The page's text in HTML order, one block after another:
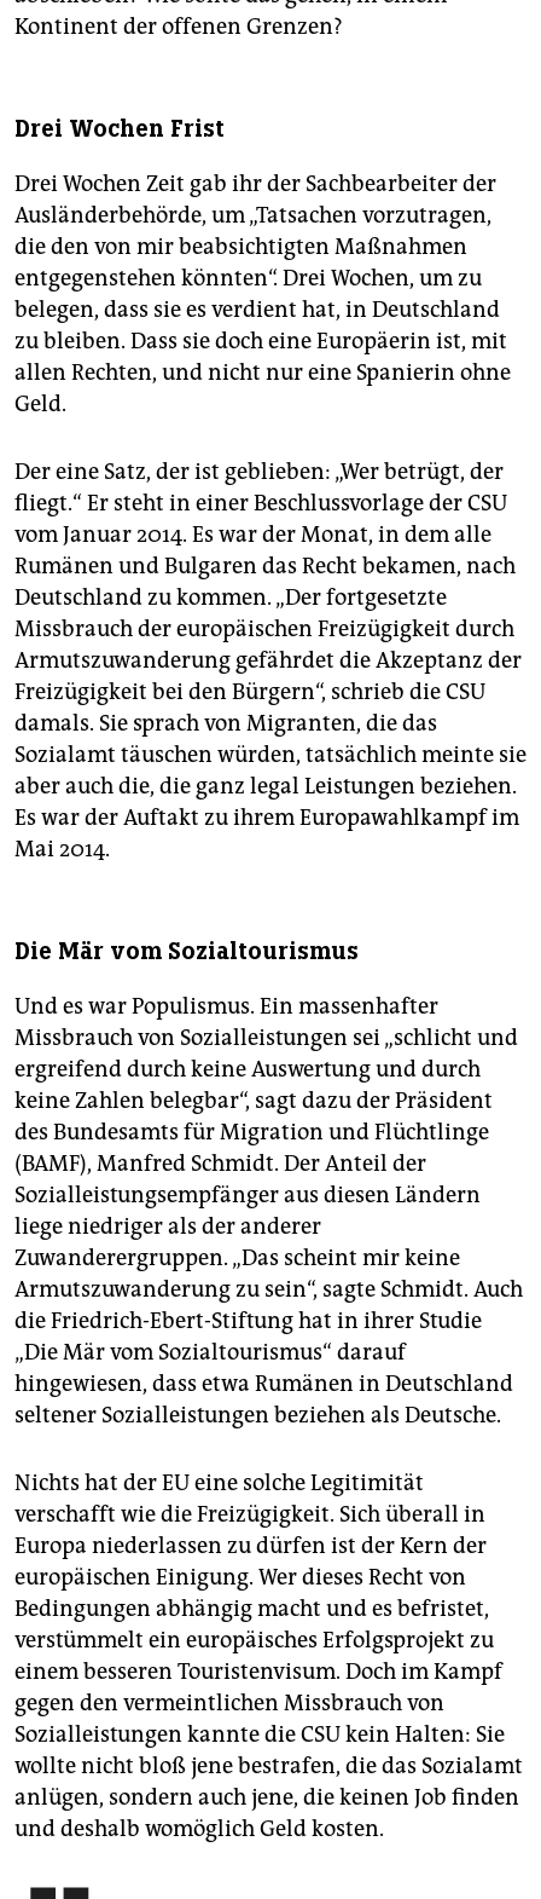
Kontinent der offenen Grenzen?
Drei Wochen Frist
Drei Wochen Zeit gab ihr der Sachbearbeiter der
Ausländerbehörde, um „Tatsachen vorzutragen,
die den von mir beabsichtigten Maßnahmen
entgegenstehen könnten“. Drei Wochen, um zu
belegen, dass sie es verdient hat, in Deutschland
zu bleiben. Dass sie doch eine Europäerin ist, mit
allen Rechten, und nicht nur eine Spanierin ohne
Geld.
Der eine Satz, der ist geblieben: „Wer betrügt, der
fliegt.“ Er steht in einer Beschlussvorlage der CSU
vom Januar 2014. Es war der Monat, in dem alle
Rumänen und Bulgaren das Recht bekamen, nach
Deutschland zu kommen. „Der fortgesetzte
Missbrauch der europäischen Freizügigkeit durch
Armutszuwanderung gefährdet die Akzeptanz der
Freizügigkeit bei den Bürgern“, schrieb die CSU
damals. Sie sprach von Migranten, die das
Sozialamt täuschen würden, tatsächlich meinte sie
aber auch die, die ganz legal Leistungen beziehen.
Es war der Auftakt zu ihrem Europawahlkampf im
Mai 2014.
Die Mär vom Sozialtourismus
Und es war Populismus. Ein massenhafter
Missbrauch von Sozialleistungen sei „schlicht und
ergreifend durch keine Auswertung und durch
keine Zahlen belegbar“, sagt dazu der Präsident
des Bundesamts für Migration und Flüchtlinge
(BAMF), Manfred Schmidt. Der Anteil der
Sozialleistungsempfänger aus diesen Ländern
liege niedriger als der anderer
Zuwanderergruppen. „Das scheint mir keine
Armutszuwanderung zu sein“, sagte Schmidt. Auch
die Friedrich-Ebert-Stiftung hat in ihrer Studie
„Die Mär vom Sozialtourismus“ darauf
hingewiesen, dass etwa Rumänen in Deutschland
seltener Sozialleistungen beziehen als Deutsche.
Nichts hat der EU eine solche Legitimität
verschafft wie die Freizügigkeit. Sich überall in
Europa niederlassen zu dürfen ist der Kern der
europäischen Einigung. Wer dieses Recht von
Bedingungen abhängig macht und es befristet,
verstümmelt ein europäisches Erfolgsprojekt zu
einem besseren Touristenvisum. Doch im Kampf
gegen den vermeintlichen Missbrauch von
Sozialleistungen kannte die CSU kein Halten: Sie
wollte nicht bloß jene bestrafen, die das Sozialamt
anlügen, sondern auch jene, die keinen Job finden
und deshalb womöglich Geld kosten.